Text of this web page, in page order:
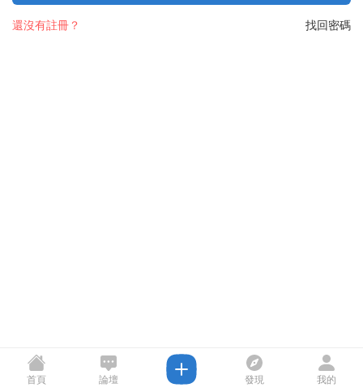
找回密碼
還沒有註冊？
首頁 論壇 發現 我的